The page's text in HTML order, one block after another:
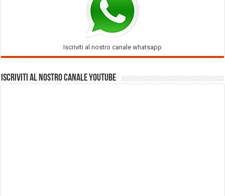
Iscriviti al nostro canale whatsapp
Iscriviti al nostro Canale Youtube